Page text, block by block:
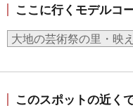
ここに行くモデルコ
大地の芸術祭の里・映
このスポットの近く